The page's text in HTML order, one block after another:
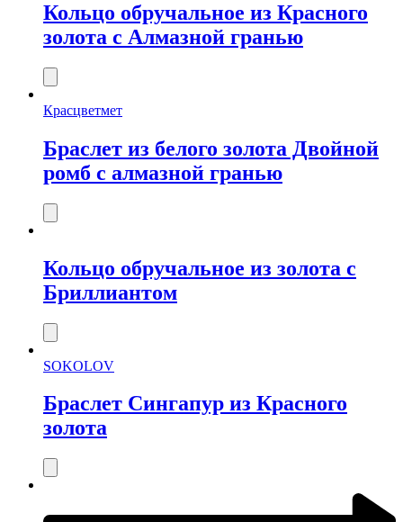
Кольцо обручальное из Красного
золота с Алмазной гранью
Красцветмет
Браслет из белого золота Двойной
ромб с алмазной гранью
Кольцо обручальное из золота с
Бриллиантом
SOKOLOV
Браслет Сингапур из Красного
золота